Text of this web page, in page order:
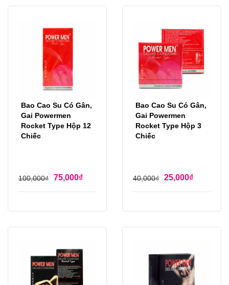
Bao Cao Su Có Gân,
Gai Powermen
Rocket Type Hộp 12
Chiếc
100,000₫ 75,000₫
Bao Cao Su Có Gân,
Gai Powermen
Rocket Type Hộp 3
Chiếc
40,000₫ 25,000₫